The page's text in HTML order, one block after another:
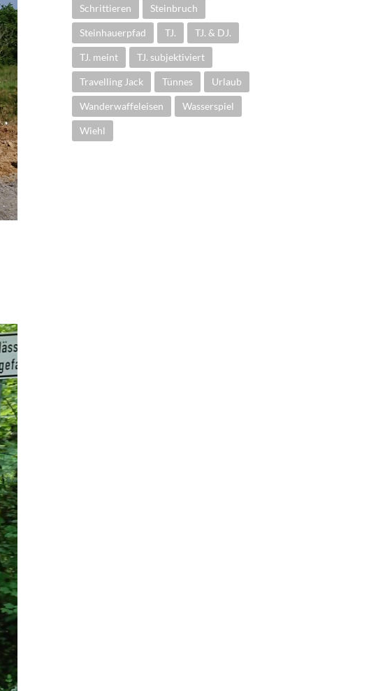
Schrittieren Steinbruch
Steinhauerpfad TJ. TJ. & DJ.
TJ. meint TJ. subjektiviert
Travelling Jack Tünnes Urlaub
Wanderwaffeleisen Wasserspiel
Wiehl